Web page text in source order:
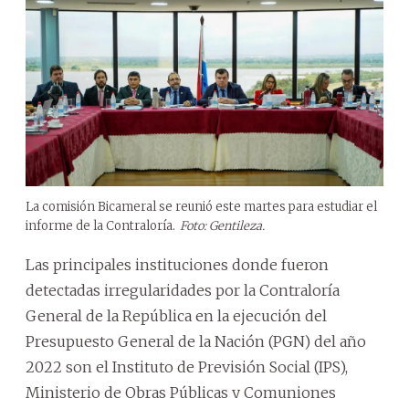
La comisión Bicameral se reunió este martes para estudiar el
informe de la Contraloría. Foto: Gentileza.
Las principales instituciones donde fueron
detectadas irregularidades por la Contraloría
General de la República en la ejecución del
Presupuesto General de la Nación (PGN) del año
2022 son el Instituto de Previsión Social (IPS),
Ministerio de Obras Públicas y Comuniones